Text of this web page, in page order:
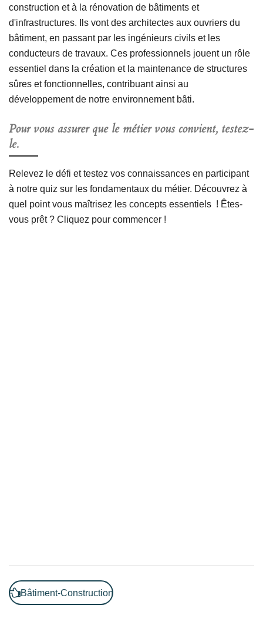
construction et à la rénovation de bâtiments et
d'infrastructures. Ils vont des architectes aux ouvriers du
bâtiment, en passant par les ingénieurs civils et les
conducteurs de travaux. Ces professionnels jouent un rôle
essentiel dans la création et la maintenance de structures
sûres et fonctionnelles, contribuant ainsi au
développement de notre environnement bâti.
Pour vous assurer que le métier vous convient, testez-
le.
Relevez le défi et testez vos connaissances en participant
à notre quiz sur les fondamentaux du métier. Découvrez à
quel point vous maîtrisez les concepts essentiels ! Êtes-
vous prêt ? Cliquez pour commencer !
Bâtiment-Construction